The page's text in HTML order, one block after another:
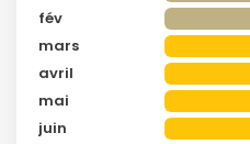
fév
mars
avril
mai
juin